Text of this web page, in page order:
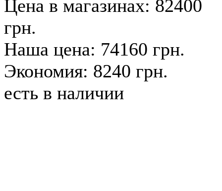
Цена в магазинах: 82400
грн.
Наша цена: 74160 грн.
Экономия: 8240 грн.
есть в наличии